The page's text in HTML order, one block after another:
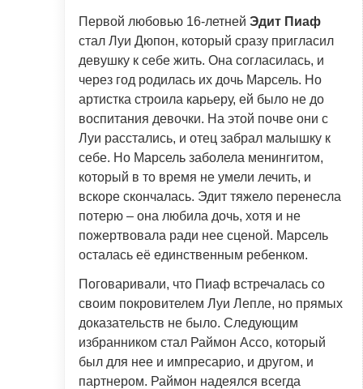
Первой любовью 16-летней Эдит Пиаф
стал Луи Дюпон, который сразу пригласил
девушку к себе жить. Она согласилась, и
через год родилась их дочь Марсель. Но
артистка строила карьеру, ей было не до
воспитания девочки. На этой почве они с
Луи расстались, и отец забрал малышку к
себе. Но Марсель заболела менингитом,
который в то время не умели лечить, и
вскоре скончалась. Эдит тяжело перенесла
потерю – она любила дочь, хотя и не
пожертвовала ради нее сценой. Марсель
осталась её единственным ребенком.
Поговаривали, что Пиаф встречалась со
своим покровителем Луи Лепле, но прямых
доказательств не было. Следующим
избранником стал Раймон Ассо, который
был для нее и импресарио, и другом, и
партнером. Раймон надеялся всегда